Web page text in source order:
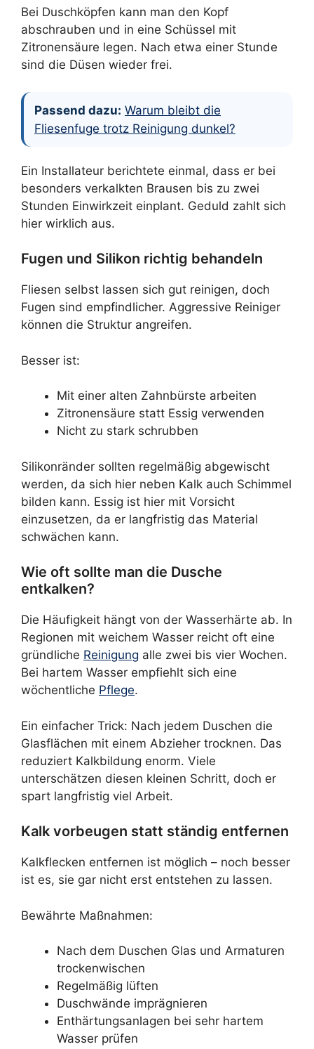
Bei Duschköpfen kann man den Kopf
abschrauben und in eine Schüssel mit
Zitronensäure legen. Nach etwa einer Stunde
sind die Düsen wieder frei.
Passend dazu: Warum bleibt die
Fliesenfuge trotz Reinigung dunkel?
Ein Installateur berichtete einmal, dass er bei
besonders verkalkten Brausen bis zu zwei
Stunden Einwirkzeit einplant. Geduld zahlt sich
hier wirklich aus.
Fugen und Silikon richtig behandeln
Fliesen selbst lassen sich gut reinigen, doch
Fugen sind empfindlicher. Aggressive Reiniger
können die Struktur angreifen.
Besser ist:
Mit einer alten Zahnbürste arbeiten
Zitronensäure statt Essig verwenden
Nicht zu stark schrubben
Silikonränder sollten regelmäßig abgewischt
werden, da sich hier neben Kalk auch Schimmel
bilden kann. Essig ist hier mit Vorsicht
einzusetzen, da er langfristig das Material
schwächen kann.
Wie oft sollte man die Dusche
entkalken?
Die Häufigkeit hängt von der Wasserhärte ab. In
Regionen mit weichem Wasser reicht oft eine
gründliche Reinigung alle zwei bis vier Wochen.
Bei hartem Wasser empfiehlt sich eine
wöchentliche Pflege.
Ein einfacher Trick: Nach jedem Duschen die
Glasflächen mit einem Abzieher trocknen. Das
reduziert Kalkbildung enorm. Viele
unterschätzen diesen kleinen Schritt, doch er
spart langfristig viel Arbeit.
Kalk vorbeugen statt ständig entfernen
Kalkflecken entfernen ist möglich – noch besser
ist es, sie gar nicht erst entstehen zu lassen.
Bewährte Maßnahmen:
Nach dem Duschen Glas und Armaturen
trockenwischen
Regelmäßig lüften
Duschwände imprägnieren
Enthärtungsanlagen bei sehr hartem
Wasser prüfen